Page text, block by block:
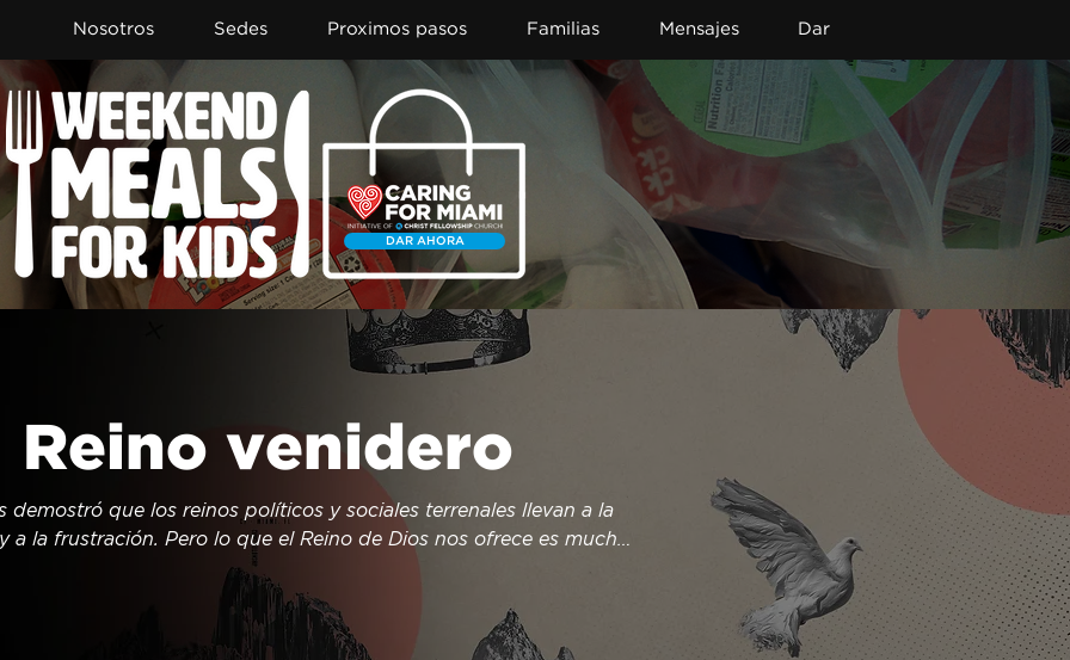
Nosotros Sedes Proximos pasos Familias Mensajes Dar
DAR AHORA
Reino venidero
demostró que los reinos políticos y sociales terrenales llevan a la
a la frustración. Pero lo que el Reino de Dios nos ofrece es mucho